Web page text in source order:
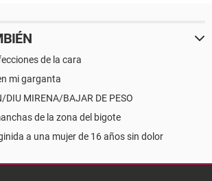
de la cara
mi garganta
DIU MIRENA/BAJAR DE PESO
de la zona del bigote
a una mujer de 16 años sin dolor